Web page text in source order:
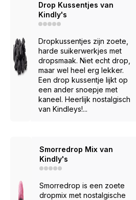
Drop Kussentjes van
Kindly's
Dropkussentjes zijn zoete,
harde suikerwerkjes met
dropsmaak. Niet echt drop,
maar wel heel erg lekker.
Een drop kussentje lijkt op
een ander snoepje met
kaneel. Heerlijk nostalgisch
van Kindleys!...
Smorredrop Mix van
Kindly's
Smorredrop is een zoete
dropmix met nostalgische